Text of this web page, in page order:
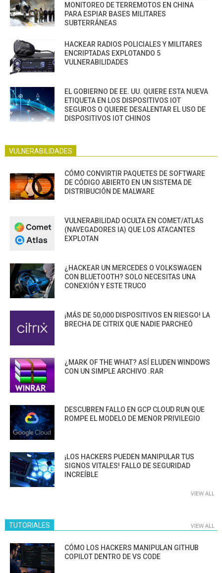
MONITOREO DE TERREMOTOS EN CHINA
PARA ESPIAR BASES MILITARES
SUBTERRÁNEAS
HACKEAR RADIOS POLICIALES Y MILITARES
ENCRIPTADAS EXPLOTANDO 5
VULNERABILIDADES
EL GOBIERNO DE EE. UU. QUIERE ESTA NUEVA
ETIQUETA EN LOS DISPOSITIVOS IOT
SEGUROS O QUIERE DESALENTAR EL USO DE
DISPOSITIVOS IOT CHINOS
VULNERABILIDADES
CÓMO CONVIRTIR PAQUETES DE SOFTWARE
DE CÓDIGO ABIERTO EN UN SISTEMA DE
DISTRIBUCIÓN DE MALWARE
VULNERABILIDAD OCULTA EN COMET/ATLAS
(NAVEGADORES IA) QUE LOS ATACANTES
EXPLOTAN
¿HACKEAR UN MERCEDES O VOLKSWAGEN
CON BLUETOOTH? SOLO NECESITAS UNA
CONEXIÓN Y ESTE TRUCO
¡MÁS DE 50,000 DISPOSITIVOS EN RIESGO! LA
BRECHA DE CITRIX QUE NADIE PARCHEÓ
¿MARK OF THE WHAT? ASÍ ELUDEN WINDOWS
CON UN SIMPLE ARCHIVO .RAR
DESCUBREN FALLO EN GCP CLOUD RUN QUE
ROMPE EL MODELO DE MENOR PRIVILEGIO
¡LOS HACKERS PUEDEN MANIPULAR TUS
SIGNOS VITALES! FALLO DE SEGURIDAD
INCREÍBLE
VIEW ALL
TUTORIALES VIEW ALL
CÓMO LOS HACKERS MANIPULAN GITHUB
COPILOT DENTRO DE VS CODE